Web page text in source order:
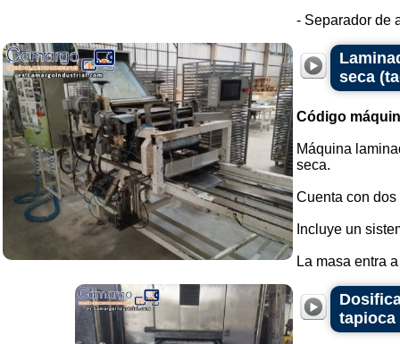
- Separador de
seca
Código
Máquina
seca.
Cuenta con
Incluye un
La masa entra
tapioca